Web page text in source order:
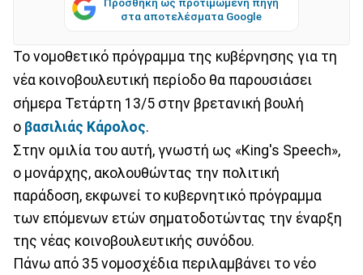
στα αποτελέσματα Google
Το νομοθετικό πρόγραμμα της κυβέρνησης για τη
νέα κοινοβουλευτική περίοδο θα παρουσιάσει
σήμερα Τετάρτη 13/5 στην βρετανική βουλή
ο βασιλιάς Κάρολος.
Στην ομιλία του αυτή, γνωστή ως «King's Speech»,
ο μονάρχης, ακολουθώντας την πολιτική
παράδοση, εκφωνεί το κυβερνητικό πρόγραμμα
των επόμενων ετών σηματοδοτώντας την έναρξη
της νέας κοινοβουλευτικής συνόδου.
Πάνω από 35 νομοσχέδια περιλαμβάνει το νέο